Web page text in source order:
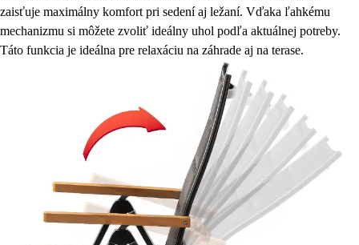
zaisťuje maximálny komfort pri sedení aj ležaní. Vďaka ľahkému
mechanizmu si môžete zvoliť ideálny uhol podľa aktuálnej potreby.
Táto funkcia je ideálna pre relaxáciu na záhrade aj na terase.